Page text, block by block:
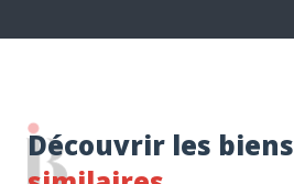
Découvrir les biens